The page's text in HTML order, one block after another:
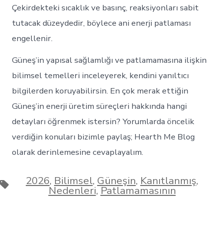
Çekirdekteki sıcaklık ve basınç, reaksiyonları sabit
tutacak düzeydedir, böylece ani enerji patlaması
engellenir.
Güneş’in yapısal sağlamlığı ve patlamamasına ilişkin
bilimsel temelleri inceleyerek, kendini yanıltıcı
bilgilerden koruyabilirsin. En çok merak ettiğin
Güneş’in enerji üretim süreçleri hakkında hangi
detayları öğrenmek istersin? Yorumlarda öncelik
verdiğin konuları bizimle paylaş; Hearth Me Blog
olarak derinlemesine cevaplayalım.
Etiketler
2026, Bilimsel, Güneşin, Kanıtlanmış,
Nedenleri,Patlamamasının